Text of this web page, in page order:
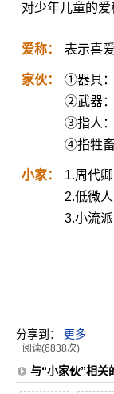
对少年儿童的爱
爱称： 表示喜
家伙：
①器具：
②武器：
③指人
④指牲畜
小家：
1.周代
2.低微
3.小流派
分享到： 更多
阅读(6838次)
与“小家伙”相关